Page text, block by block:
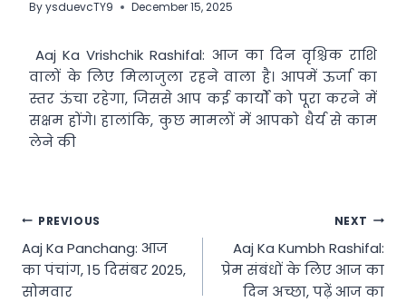
ByysduevcTY9 December 15, 2025
Aaj Ka Vrishchik Rashifal: आज का दिन वृश्चिक राशि
वालों के लिए मिलाजुला रहने वाला है। आपमें ऊर्जा का
स्तर ऊंचा रहेगा, जिससे आप कई कार्यों को पूरा करने में
सक्षम होंगे। हालांकि, कुछ मामलों में आपको धैर्य से काम
लेने की
Post
navigation
PREVIOUS
Aaj Ka Panchang: आज
का पंचांग, 15 दिसंबर 2025,
सोमवार
NEXT
Aaj Ka Kumbh Rashifal:
प्रेम संबंधों के लिए आज का
दिन अच्छा, पढ़ें आज का